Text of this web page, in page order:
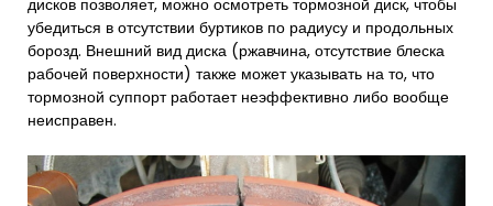
убедиться в отсутствии буртиков по радиусу и продольных
борозд. Внешний вид диска (ржавчина, отсутствие блеска
рабочей поверхности) также может указывать на то, что
тормозной суппорт работает неэффективно либо вообще
неисправен.